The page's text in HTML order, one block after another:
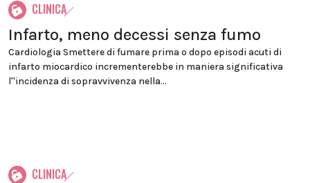
CLINICA
Infarto, meno decessi senza fumo
Cardiologia Smettere di fumare prima o dopo episodi acuti di
infarto miocardico incrementerebbe in maniera significativa
l''incidenza di sopravvivenza nella...
CLINICA